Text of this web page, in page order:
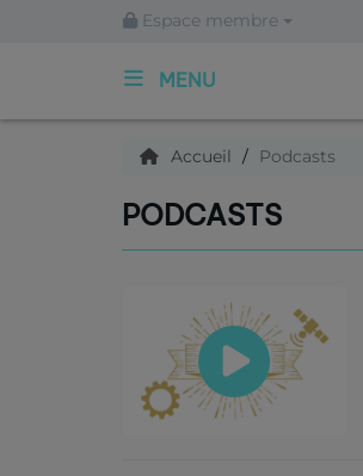
Espace membre
MENU
ACCUEIL
Qui sommes nous ?
Accueil Podcasts
PODCASTS